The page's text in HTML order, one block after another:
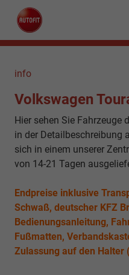
info
Volkswagen
Hier sehen Sie Fahrzeuge
in der Detailbeschreibung
sich in einem unserer
von 14-21 Tagen
Endpreise inklusive
Schwaß, deutscher KFZ
Bedienungsanleitung,
Fußmatten,
Zulassung auf den Halter